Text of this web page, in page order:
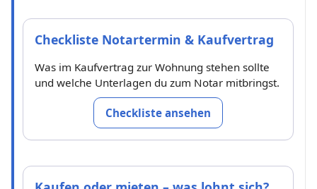
Checkliste Notartermin & Kaufvertrag
Was im Kaufvertrag zur Wohnung stehen sollte
und welche Unterlagen du zum Notar mitbringst.
Checkliste ansehen